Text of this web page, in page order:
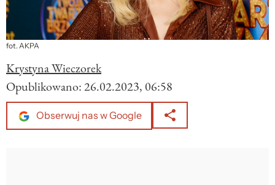
fot. AKPA
Krystyna Wieczorek
Opublikowano:26.02.2023, 06:58
Obserwuj nas w Google